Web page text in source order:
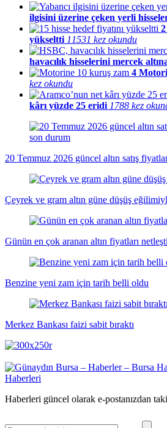
ilgisini üzerine çeken yerli
2
yükseltti 11531 kez okundu
havacılık hisselerini mercek
4
kez okundu
kârı yüzde 25 eridi 1788 kez
20 Temmuz 2026 güncel altın satış
Çeyrek ve gram altın güne düşüş
Günün en çok aranan altın fiyatları netleşti
Benzine yeni zam için tarih belli oldu
Merkez Bankası faizi sabit bıraktı
Haberleri güncel olarak e-postanızdan